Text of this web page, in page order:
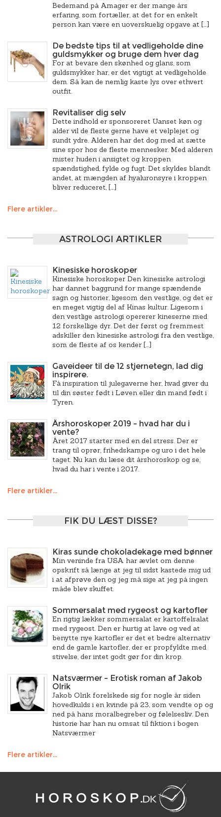
Bedemand på Amager er der mange års
erfaring, som fortæller, at det for en enkelt
person kan være en uoverskuelig opgave at […]
De bedste tips til at vedligeholde dine
guldsmykker og bruge dem hver dag
For at bevare den skønhed og glans, som
guldsmykker har, er det vigtigt at vedligeholde
dem. Så kan de nemlig kaste lys over ethvert
outfit.
Revitaliser dig selv
Dette indhold er sponsoreret Uanset køn og
alder vil de fleste gerne have et velplejet og
sundt ydre. Alderen har det dog med at sætte
sine spor hos de fleste mennesker. Med alderen
mister huden i ansigtet og kroppen
spændstighed, fylde og fugt. Det skyldes blandt
andet, at mængden af hyaluronsyre i kroppen
bliver reduceret, […]
Flere artikler...
ASTROLOGI ARTIKLER
Kinesiske horoskoper
Kinesiske horoskoper Den kinesiske astrologi
har dannet baggrund for mange spændende
sagn og historier, ligesom den vestlige, og det er
en meget vigtig del af Kinas kultur. Ligesom i
den vestlige astrologi opererer kineserne med
12 forskellige dyr. Det der først og fremmest
adskiller den kinesiske astrologi fra den vestlige,
som de fleste af os kender […]
Gaveideer til de 12 stjernetegn, lad dig
inspirere.
Få inspiration til julegaverne her, hvad giver du
til din søster født i Løven eller din mand født i
Tyren.
Årshoroskoper 2019 – hvad har du i
vente?
Året 2017 starter med en del stress. Der er
trang til oprør, frihedskampe og uro i det hele
taget. Nu kan du læse dit årshoroskop og se,
hvad du har i vente i 2017.
Flere artikler...
FIK DU LÆST DISSE?
Kiras sunde chokoladekage med bønner
Min veninde fra USA har ævlet om denne
opskrift så længe at jeg til sidst kastede mig ud
i at afprøve den og jeg må sige at jeg på ingen
måde blev skuffet.
Sommersalat med rygeost og kartofler
En rigtig lækker sommersalat er kartoffelsalat
med rygeost. Den er hurtig at lave og ved at
benytte nye kartofler er det et bedre alternativ
end de gamle kartofler, der er propfyldte med
stivelse, der intet godt gør for din krop.
Natsværmer – Erotisk roman af Jakob
Olrik
Jakob Olrik forelskede sig for nogle år siden
hovedkulds i en kvinde på 23, som vendte op og
ned på hans moralbegreber og følelsesliv. Den
historie har han nu omsat til fiktion i bogen
Natsværmer
Flere artikler...